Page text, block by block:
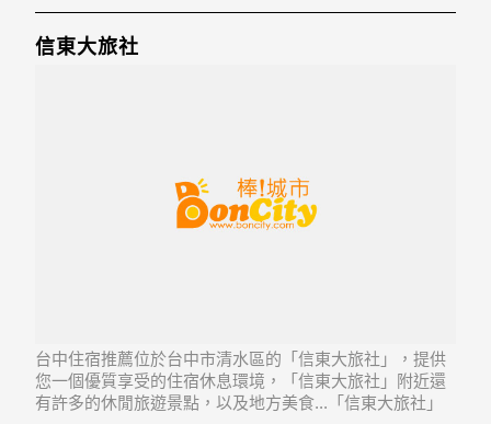
信東大旅社
台中住宿推薦位於台中市清水區的「信東大旅社」，提供
您一個優質享受的住宿休息環境，「信東大旅社」附近還
有許多的休閒旅遊景點，以及地方美食...「信東大旅社」